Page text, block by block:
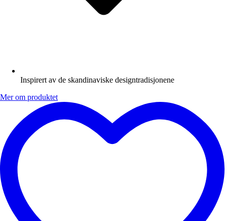
Inspirert av de skandinaviske designtradisjonene
Mer om produktet